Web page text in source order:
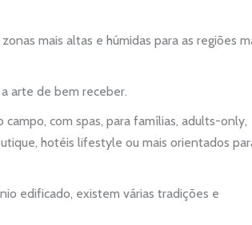
mais altas e húmidas para as regiões
arte de bem receber.
com spas, para famílias, adults-only,
hotéis lifestyle ou mais orientados
edificado, existem várias tradições e